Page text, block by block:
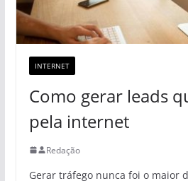
INTERNET
Como gerar leads
pela internet
Redação
Gerar tráfego nunca foi o maior